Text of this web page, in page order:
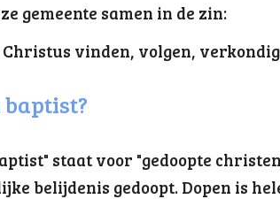
gemeente samen in de zin:
Christus vinden, volgen,
baptist?
staat voor "gedoopte
belijdenis gedoopt. Dopen is